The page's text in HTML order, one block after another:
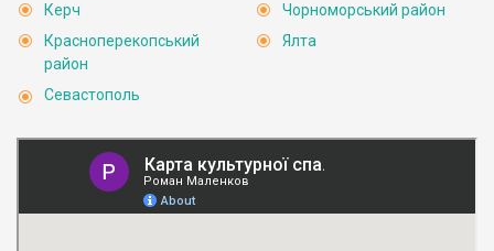
Керч
Красноперекопський
район
Севастополь
Чорноморський район
Ялта